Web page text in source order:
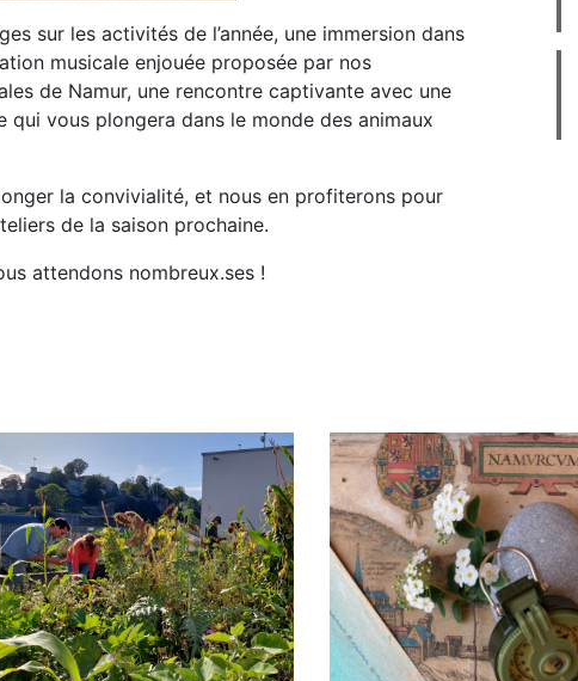
sur les activités de l’année, une immersion dans
musicale enjouée proposée par nos
de Namur, une rencontre captivante avec une
vous plongera dans le monde des animaux
la convivialité, et nous en profiterons pour
de la saison prochaine.
attendons nombreux.ses !